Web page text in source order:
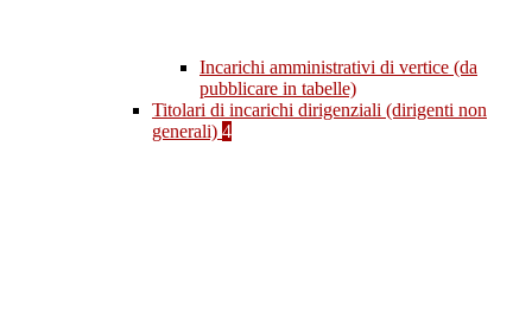
Incarichi amministrativi di vertice (da
pubblicare in tabelle)
Titolari di incarichi dirigenziali (dirigenti non
generali) 4